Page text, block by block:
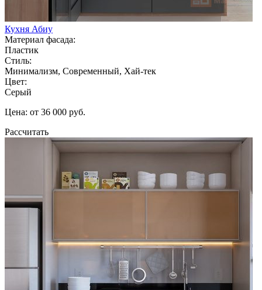
Кухня Абиу
Материал фасада:
Пластик
Стиль:
Минимализм, Современный, Хай-тек
Цвет:
Серый
Цена: от 36 000 руб.
Рассчитать